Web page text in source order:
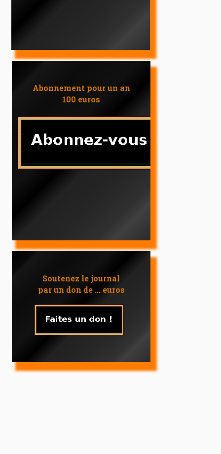
Abonnement pour un an
100 euros
Soutenez le journal
par un don de ... euros